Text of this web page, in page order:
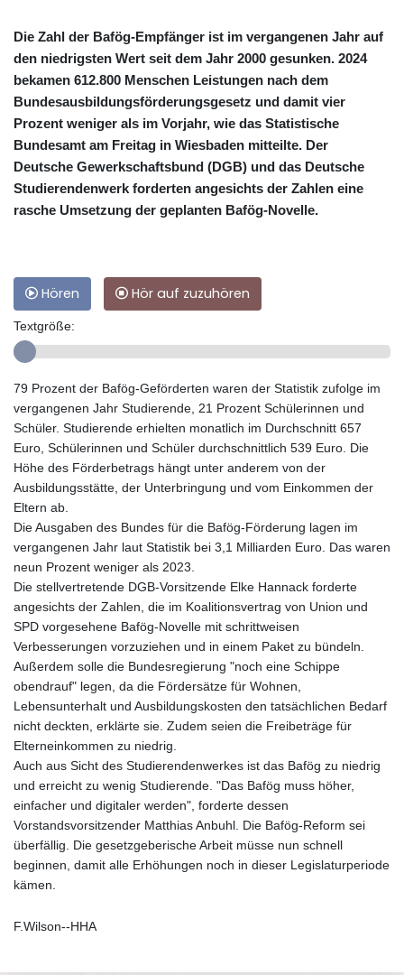
Die Zahl der Bafög-Empfänger ist im vergangenen Jahr auf
den niedrigsten Wert seit dem Jahr 2000 gesunken. 2024
bekamen 612.800 Menschen Leistungen nach dem
Bundesausbildungsförderungsgesetz und damit vier
Prozent weniger als im Vorjahr, wie das Statistische
Bundesamt am Freitag in Wiesbaden mitteilte. Der
Deutsche Gewerkschaftsbund (DGB) und das Deutsche
Studierendenwerk forderten angesichts der Zahlen eine
rasche Umsetzung der geplanten Bafög-Novelle.
Hören Hör auf zuzuhören
Textgröße:
79 Prozent der Bafög-Geförderten waren der Statistik zufolge im
vergangenen Jahr Studierende, 21 Prozent Schülerinnen und
Schüler. Studierende erhielten monatlich im Durchschnitt 657
Euro, Schülerinnen und Schüler durchschnittlich 539 Euro. Die
Höhe des Förderbetrags hängt unter anderem von der
Ausbildungsstätte, der Unterbringung und vom Einkommen der
Eltern ab.
Die Ausgaben des Bundes für die Bafög-Förderung lagen im
vergangenen Jahr laut Statistik bei 3,1 Milliarden Euro. Das waren
neun Prozent weniger als 2023.
Die stellvertretende DGB-Vorsitzende Elke Hannack forderte
angesichts der Zahlen, die im Koalitionsvertrag von Union und
SPD vorgesehene Bafög-Novelle mit schrittweisen
Verbesserungen vorzuziehen und in einem Paket zu bündeln.
Außerdem solle die Bundesregierung "noch eine Schippe
obendrauf" legen, da die Fördersätze für Wohnen,
Lebensunterhalt und Ausbildungskosten den tatsächlichen Bedarf
nicht deckten, erklärte sie. Zudem seien die Freibeträge für
Elterneinkommen zu niedrig.
Auch aus Sicht des Studierendenwerkes ist das Bafög zu niedrig
und erreicht zu wenig Studierende. "Das Bafög muss höher,
einfacher und digitaler werden", forderte dessen
Vorstandsvorsitzender Matthias Anbuhl. Die Bafög-Reform sei
überfällig. Die gesetzgeberische Arbeit müsse nun schnell
beginnen, damit alle Erhöhungen noch in dieser Legislaturperiode
kämen.
F.Wilson--HHA